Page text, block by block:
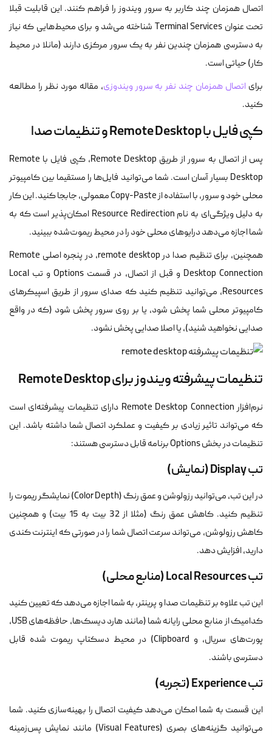
اتصال همزمان چند کاربر به سرور ویندوز را فراهم کنند. این قابلیت قبلا
تحت عنوان Terminal Services شناخته می‌شد و برای محیط‌هایی که نیاز
به دسترسی همزمان چندین نفر به یک سرور مرکزی دارند (مانلا در محیط
کار) حیاتی است.
برای اتصال همزمان چند نفر به سرور ویندوزی، مقاله مورد نظر را مطالعه
کنید.
کپی فایل با Remote Desktop و تنظیمات صدا
پس از اتصال به سرور از طریق Remote Desktop، کپی فایل با Remote
Desktop بسیار آسان است. شما می‌توانید فایل‌ها را مستقیما بین کامپیوتر
محلی خود و سرور، با استفاده از Copy-Paste معمولی، جابجا کنید. این کار
به دلیل ویژگی‌ای به نام Resource Redirection امکان‌پذیر است که به
شما اجازه می‌دهد درایوهای محلی خود را در محیط ریموت‌شده ببینید.
همچنین، برای تنظیم صدا در remote desktop، در پنجره اصلی Remote
Desktop Connection و قبل از اتصال، در قسمت Options و تب Local
Resources، می‌توانید تنظیم کنید که صدای سرور از طریق اسپیکرهای
کامپیوتر محلی شما پخش شود، یا بر روی سرور پخش شود (که در واقع
صدایی نخواهید شنید)، یا اصلا صدایی پخش نشود.
تنظیمات پیشرفته ویندوز برای Remote Desktop
نرم‌افزار Remote Desktop Connection دارای تنظیمات پیشرفته‌ای است
که می‌تواند تاثیر زیادی بر کیفیت و عملکرد اتصال شما داشته باشد. این
تنظیمات در بخش Options برنامه قابل دسترسی هستند:
تب Display (نمایش)
در این تب، می‌توانید رزولوشن و عمق رنگ (Color Depth) نمایشگر ریموت را
تنظیم کنید. کاهش عمق رنگ (مثلا از 32 بیت به 15 بیت) و همچنین
کاهش رزولوشن، می‌تواند سرعت اتصال شما را در صورتی که اینترنت کندی
دارید، افزایش دهد.
تب Local Resources (منابع محلی)
این تب علاوه بر تنظیمات صدا و پرینتر، به شما اجازه می‌دهد که تعیین کنید
کدامیک از منابع محلی رایانه شما (مانند هارد دیسک‌ها، حافظه‌های USB،
پورت‌های سریال، و Clipboard) در محیط دسکتاپ ریموت شده قابل
دسترسی باشند.
تب Experience (تجربه)
این قسمت به شما امکان می‌دهد کیفیت اتصال را بهینه‌سازی کنید. شما
می‌توانید گزینه‌های بصری (Visual Features) مانند نمایش پس‌زمینه